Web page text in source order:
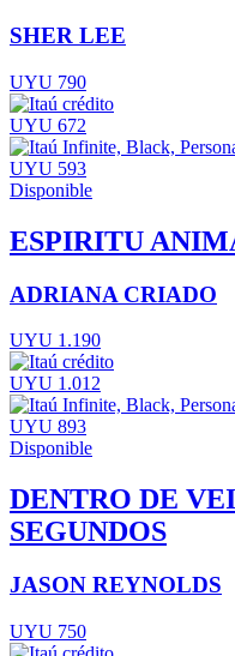
SHER LEE
UYU 790
UYU 672
UYU 593
Disponible
ESPIRITU
ADRIANA CRIADO
UYU 1.190
UYU 1.012
UYU 893
Disponible
DENTRO DE
SEGUNDOS
JASON REYNOLDS
UYU 750